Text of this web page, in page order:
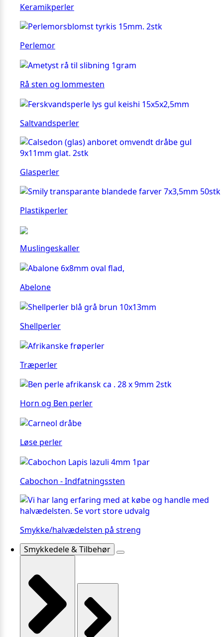
Keramikperler
Perlemor
Rå sten og lommesten
Saltvandsperler
Glasperler
Plastikperler
Muslingeskaller
Abelone
Shellperler
Træperler
Horn og Ben perler
Løse perler
Cabochon - Indfatningssten
Smykke/halvædelsten på streng
Smykkedele & Tilbehør